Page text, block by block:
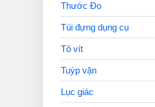
Thước Đo
Túi đựng dụng cụ
Tô vít
Tuýp vặn
Lục giác